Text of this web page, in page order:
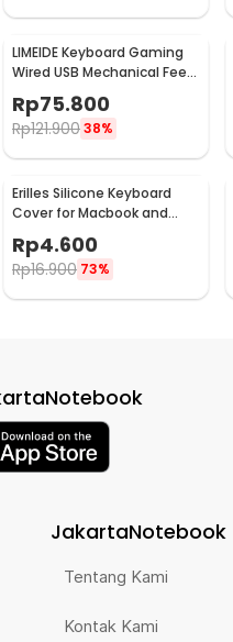
LIMEIDE Keyboard Gaming
Wired USB Mechanical Feel
RGB 104 Key - GTX300
Rp75.800
Rp121.90038%
Erilles Silicone Keyboard
Cover for Macbook and
Windows Laptop 13-14 Inch
- H5
Rp4.600
Rp16.900 73%
JakartaNotebook
Tentang Kami
Kontak Kami